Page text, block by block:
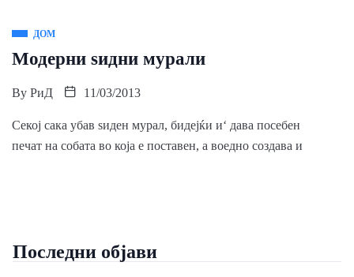
ДОМ
Модерни ѕидни мурали
By РиД 11/03/2013
Секој сака убав ѕиден мурал, бидејќи и‘ дава посебен
печат на собата во која е поставен, а воедно создава и
Последни објави